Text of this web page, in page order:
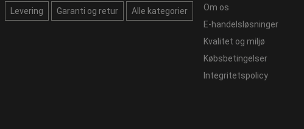
Levering Garanti og retur Alle kategorier
Om os
E-handelsløsninger
Kvalitet og miljø
Købsbetingelser
Integritetspolicy